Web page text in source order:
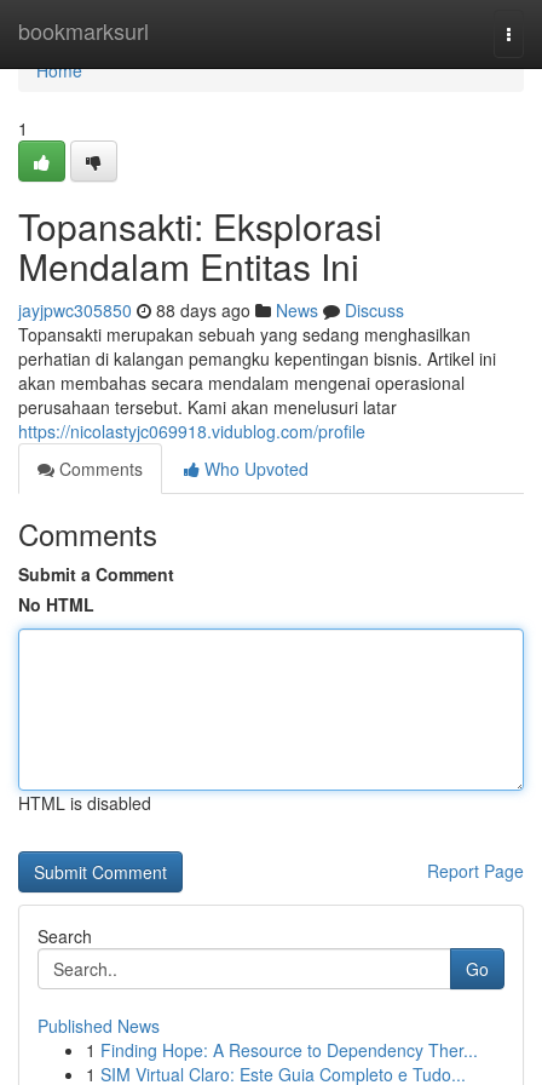
bookmarksurl
Home
Home
1
Topansakti: Eksplorasi
Mendalam Entitas Ini
jayjpwc305850 88 days ago News
Discuss
Topansakti merupakan sebuah yang sedang menghasilkan
perhatian di kalangan pemangku kepentingan bisnis. Artikel ini
akan membahas secara mendalam mengenai operasional
perusahaan tersebut. Kami akan menelusuri latar
https://nicolastyjc069918.vidublog.com/profile
Comments
Who Upvoted
Comments
Submit a Comment
No HTML
HTML is disabled
Report Page
Search
Go
Published News
1 Finding Hope: A Resource to Dependency Ther...
1 SIM Virtual Claro: Este Guia Completo e Tudo...